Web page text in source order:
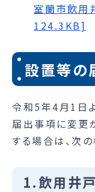
室蘭市飲用
124.3KB]
設置等の
令和5年4月1日
届出事項に変更
する場合は、次
1.飲用井